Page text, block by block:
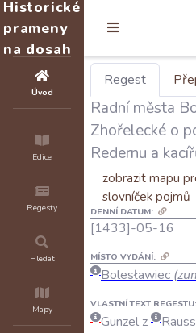
Historické
prameny
na dosah
Úvod
Edice
Regesty
Hledat
Mapy
Regest
Radní města
Zhořelecké o
Redernu a
zobrazit mapu
slovníček pojmů
DENNÍ DATUM:
[1433]-05-16
MÍSTO VYDÁNÍ:
Bolesławiec
VLASTNÍ TEXT REGESTU:
Gunzel z